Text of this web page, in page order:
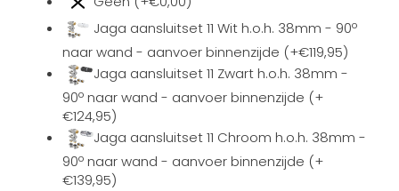
Jaga aansluitset 11 Wit h.o.h. 38mm - 90º
naar wand - aanvoer binnenzijde (+€119,95)
Jaga aansluitset 11 Zwart h.o.h. 38mm -
90º naar wand - aanvoer binnenzijde (+
€124,95)
Jaga aansluitset 11 Chroom h.o.h. 38mm -
90º naar wand - aanvoer binnenzijde (+
€139,95)